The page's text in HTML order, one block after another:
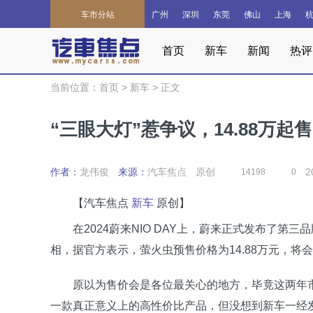
车市分站 广州 深圳 东莞 佛山 上海
首页 新车 新闻 热评
当前位置： 首页 > 新车 > 正文
“三眼大灯”惹争议，14.88万起
作者： 龙伟俊 来源： 汽车焦点 原创 14198 0
【汽车焦点 新车 原创】
在2024蔚来NIO DAY上，蔚来正式发布了第三品
相，据官方表示，萤火虫预售价格为14.88万元，将
原以为售价会是各位最关心的地方，毕竟这两年
一款真正意义上的高性价比产品，但没想到新车一经